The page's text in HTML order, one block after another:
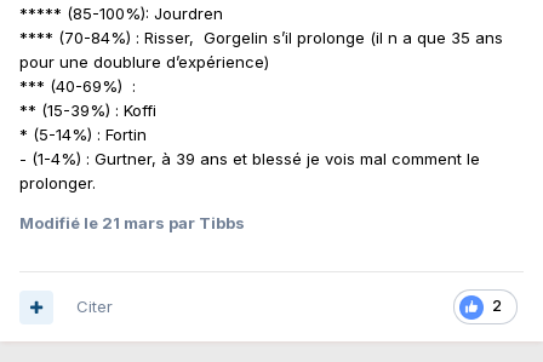
***** (85-100%): Jourdren
**** (70-84%) : Risser, Gorgelin s’il prolonge (il n a que 35 ans
pour une doublure d’expérience)
*** (40-69%) :
** (15-39%) : Koffi
* (5-14%) : Fortin
- (1-4%) : Gurtner, à 39 ans et blessé je vois mal comment le
prolonger.
Modifié le 21 mars par Tibbs
2
Citer